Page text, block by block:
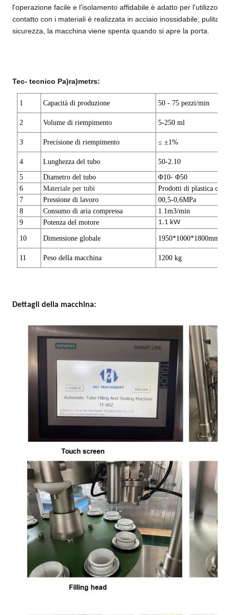
l'operazione facile e l'isolamento affidabile.è adatto per l'utilizzo
contatto con i materiali è realizzata in acciaio inossidabile, pulita,
sicurezza, la macchina viene spenta quando si apre la porta.
Tec- tecnico Pa)ra)metrs:
1 Capacità di produzione 50 - 75 pezzi/min
2 Volume di riempimento 5-250 ml
3 Precisione di riempimento ≤ ±1%
4 Lunghezza del tubo 50-2. 10
5
Diametro del tubo Φ10- Φ50
6
Materiale per tubi Prodotti di plastica c
7
Pressione di lavoro
00,5-0,6MPa
8
Consumo di aria compressa
1.1m3/min
9
Potenza del motore 1.1 kW
10 Dimensione globale 1950*1000*1800mm
11 Peso della macchina 1200 kg
Dettagli della macchina: